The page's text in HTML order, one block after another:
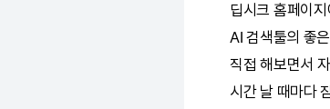
딥시크 홈페이
AI 검색툴의 좋
직접 해보면서
시간 날 때마다